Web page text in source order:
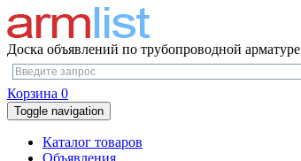
Доска объявлений по трубопроводной арматуре
Корзина 0
Toggle navigation
Каталог товаров
Объявления